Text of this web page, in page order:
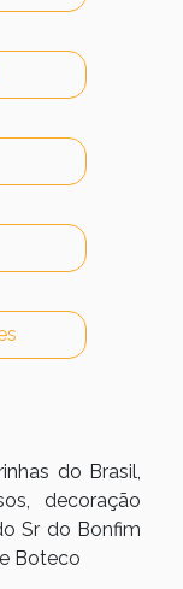
do Brasil,
decoração
Sr do Bonfim
Boteco